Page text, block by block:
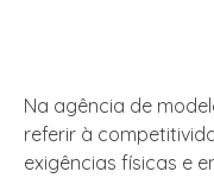
Na agência de
referir à
exigências físicas e